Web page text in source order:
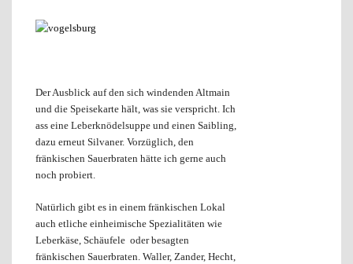
Der Ausblick auf den sich windenden Altmain
und die Speisekarte hält, was sie verspricht. Ich
ass eine Leberknödelsuppe und einen Saibling,
dazu erneut Silvaner. Vorzüglich, den
fränkischen Sauerbraten hätte ich gerne auch
noch probiert.
Natürlich gibt es in einem fränkischen Lokal
auch etliche einheimische Spezialitäten wie
Leberkäse, Schäufele oder besagten
fränkischen Sauerbraten. Waller, Zander, Hecht,